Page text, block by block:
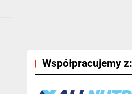
Współpracujemy z: